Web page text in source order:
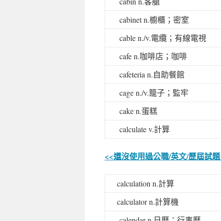
cabinet n.櫥櫃；密室
cable n./v.電纜；有線電視
cafe n.咖啡店；咖啡
cafeteria n.自助餐館
cage n./v.籠子；監牢
cake n.蛋糕
calculate v.計算
<<還沒使用過公職/英文/歷屆試
calculation n.計算
calculator n.計算機